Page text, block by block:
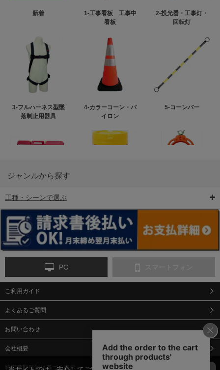
新着
1-工事看板 工事中
看板
2-投光器・工事灯・
回転灯
3-フルハーネス型墜
落制止用器具
4-カラーコーン・パ
イロン
5-コーンバー
6-矢印板/LED矢印板
ンス
9-点字マット・タイ
ジャンルから探す
工種・シーンで選ぶ
PC スマートフォン
ご利用ガイド
よくあるご質問
お問い合わせ
会社概要
特定商取引法に基づく表示